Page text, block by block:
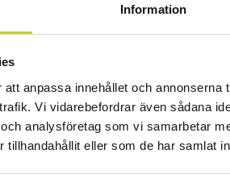
Information
anpassa innehållet och annonserna
Vi vidarebefordrar även sådana
analysföretag som vi samarbetar
tillhandahållit eller som de har samlat
pp